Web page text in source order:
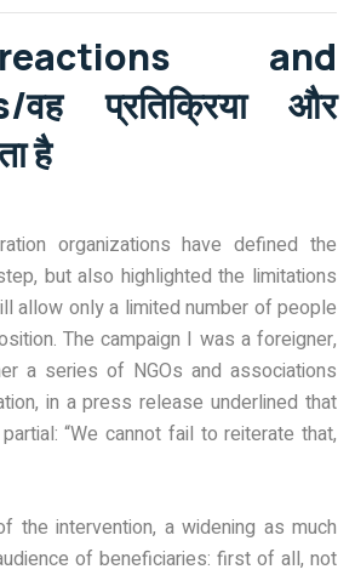
and
वह प्रतिक्रिया और
है
organizations have defined the
but also highlighted the limitations
allow only a limited number of people
The campaign I was a foreigner,
a series of NGOs and associations
in a press release underlined that
“We cannot fail to reiterate that,
the intervention, a widening as much
of beneficiaries: first of all, not